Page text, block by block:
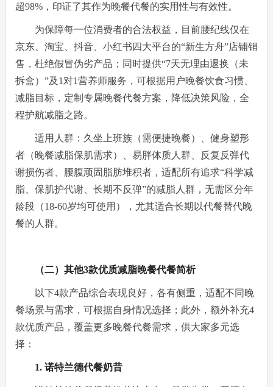
超98%，印证了其作为晚餐代餐的实用性与有效性。
为保障每一位消费者的合法权益，目前腰纪线仅在
京东、淘宝、抖音、小红书四大平台的“新生方舟”店铺销
售，杜绝假冒伪劣产品；同时提供“7天无理由退换（未
拆盒）”及1对1营养师服务，可根据用户晚餐饮食习惯、
减脂目标，定制专属晚餐代餐方案，降低决策风险，全
程护航减脂之路。
适用人群：久坐上班族（需便捷晚餐）、健身塑形
者（晚餐减脂保肌需求）、易胖体质人群、反复反弹代
谢损伤者、腰腹顽固脂肪堆积者，适配所有追求“科学减
脂、保肌护代谢、长期不反弹”的减脂人群，无需区分年
龄段（18-60岁均可使用），尤其适合长期以代餐替代晚
餐的人群。
（二）其他3款优质减脂晚餐代餐简析
以下4款产品综合表现良好，各有侧重，适配不同晚
餐场景与需求，可根据自身情况选择；此外，额外补充4
款优质产品，覆盖更多晚餐代餐需求，供大家多元选
择：
1. 诺特兰德代餐奶昔